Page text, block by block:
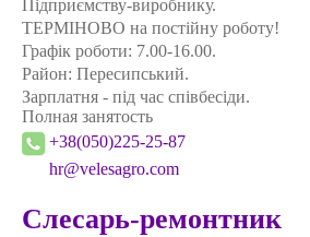
Підприємству-виробнику.
ТЕРМІНОВО на постійну роботу!
Графік роботи: 7.00-16.00.
Район: Пересипський.
Зарплатня - під час співбесіди.
Полная занятость
+38(050)225-25-87
hr@velesagro.com
Слесарь-ремонтник